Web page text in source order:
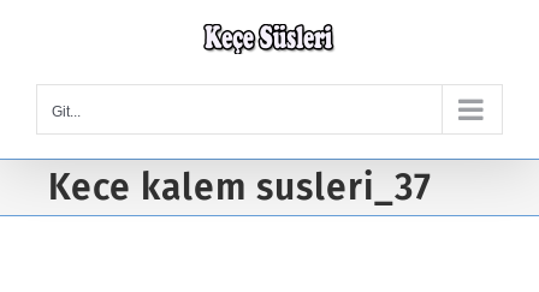
content
Git...
Kece kalem susleri_37